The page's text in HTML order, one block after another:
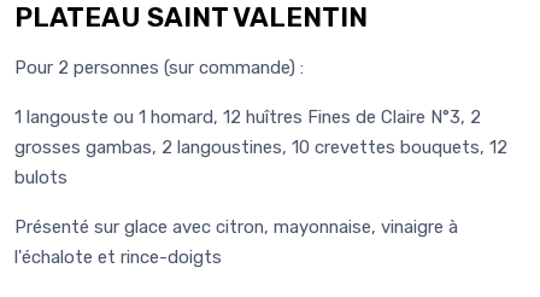
PLATEAU SAINT VALENTIN
Pour 2 personnes (sur commande) :
1 langouste ou 1 homard, 12 huîtres Fines de Claire N°3, 2
grosses gambas, 2 langoustines, 10 crevettes bouquets, 12
bulots
Présenté sur glace avec citron, mayonnaise, vinaigre à
l'échalote et rince-doigts